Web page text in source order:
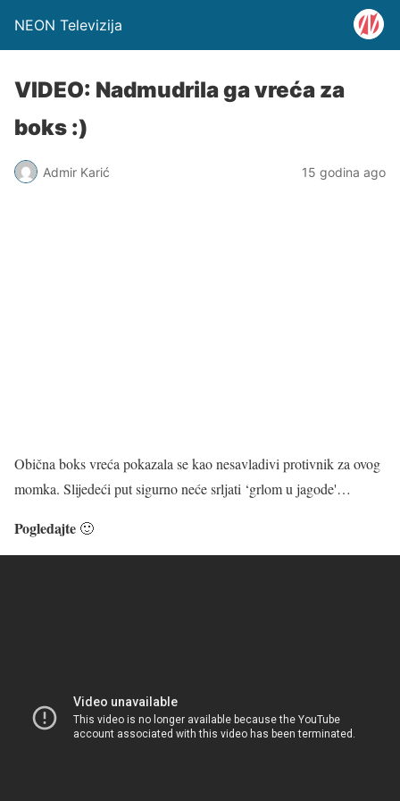
NEON Televizija
VIDEO: Nadmudrila ga vreća za
boks :)
Admir Karić 15 godina ago
Obična boks vreća pokazala se kao nesavladivi protivnik za ovog
momka. Slijedeći put sigurno neće srljati ‘grlom u jagode'…
Pogledajte 🙂